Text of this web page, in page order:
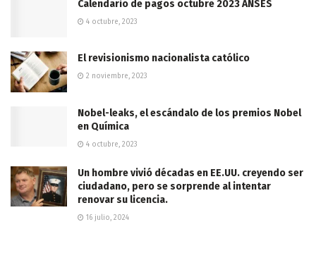
Calendario de pagos octubre 2023 ANSES
4 octubre, 2023
El revisionismo nacionalista católico
2 noviembre, 2023
Nobel-leaks, el escándalo de los premios Nobel
en Química
4 octubre, 2023
Un hombre vivió décadas en EE.UU. creyendo ser
ciudadano, pero se sorprende al intentar
renovar su licencia.
16 julio, 2024